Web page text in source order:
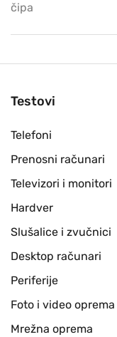
čipa
Testovi
Telefoni
Prenosni računari
Televizori i monitori
Hardver
Slušalice i zvučnici
Desktop računari
Periferije
Foto i video oprema
Mrežna oprema